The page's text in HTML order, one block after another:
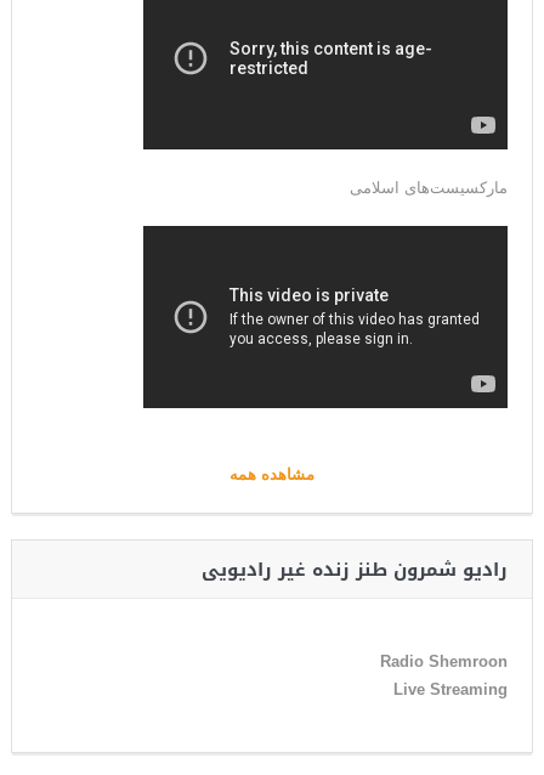
مارکسیست‌های اسلامی
مشاهده همه
رادیو شمرون طنز زنده غیر رادیویی
Radio Shemroon
Live Streaming